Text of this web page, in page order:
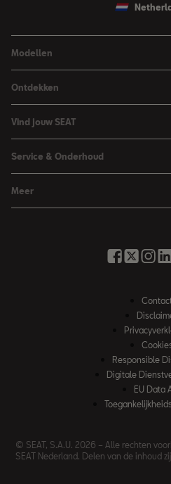
Modellen
Arona
Leon
Leon Sportstourer
Ateca
Ontdekken
Financieren
Zakelijk rijden
Hybride rijden
Over SEAT
Vind jouw SEAT
Brochure & prijslijst
Proefrit aanvragen
Service & Onderhoud
Vind je dealer
Meer
SEAT Financial Services
Informatie voor universele
Responsible
Digitale
EU Data
© SEAT, S.A.U. 2026 – Alle rechten
SEAT Nederland. Delen van de inhoud